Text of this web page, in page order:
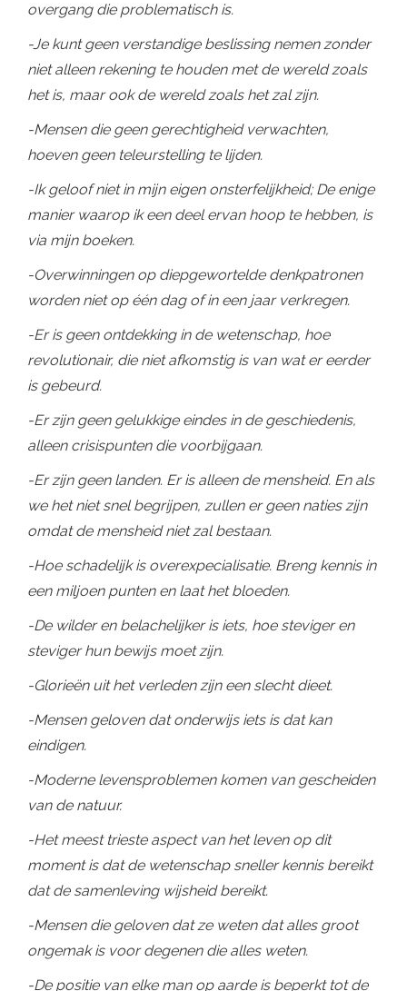
overgang die problematisch is.
-Je kunt geen verstandige beslissing nemen zonder
niet alleen rekening te houden met de wereld zoals
het is, maar ook de wereld zoals het zal zijn.
-Mensen die geen gerechtigheid verwachten,
hoeven geen teleurstelling te lijden.
-Ik geloof niet in mijn eigen onsterfelijkheid; De enige
manier waarop ik een deel ervan hoop te hebben, is
via mijn boeken.
-Overwinningen op diepgewortelde denkpatronen
worden niet op één dag of in een jaar verkregen.
-Er is geen ontdekking in de wetenschap, hoe
revolutionair, die niet afkomstig is van wat er eerder
is gebeurd.
-Er zijn geen gelukkige eindes in de geschiedenis,
alleen crisispunten die voorbijgaan.
-Er zijn geen landen. Er is alleen de mensheid. En als
we het niet snel begrijpen, zullen er geen naties zijn
omdat de mensheid niet zal bestaan.
-Hoe schadelijk is overexpecialisatie. Breng kennis in
een miljoen punten en laat het bloeden.
-De wilder en belachelijker is iets, hoe steviger en
steviger hun bewijs moet zijn.
-Glorieën uit het verleden zijn een slecht dieet.
-Mensen geloven dat onderwijs iets is dat kan
eindigen.
-Moderne levensproblemen komen van gescheiden
van de natuur.
-Het meest trieste aspect van het leven op dit
moment is dat de wetenschap sneller kennis bereikt
dat de samenleving wijsheid bereikt.
-Mensen die geloven dat ze weten dat alles groot
ongemak is voor degenen die alles weten.
-De positie van elke man op aarde is beperkt tot de